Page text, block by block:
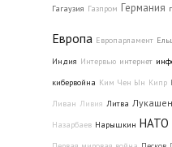
Гагаузия Газпром Германия
Европа Европарламент
Индия Интервью интернет
кибервойна Ким Чен Ын Кипр
Ливан Ливия Литва
Назарбаев Нарышкин НАТО